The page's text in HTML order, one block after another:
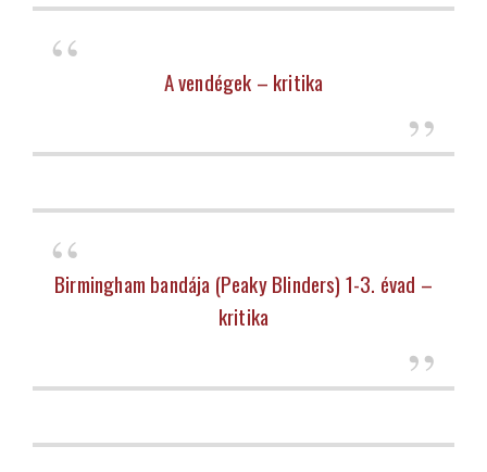
A vendégek – kritika
Birmingham bandája (Peaky Blinders) 1-3. évad –
kritika